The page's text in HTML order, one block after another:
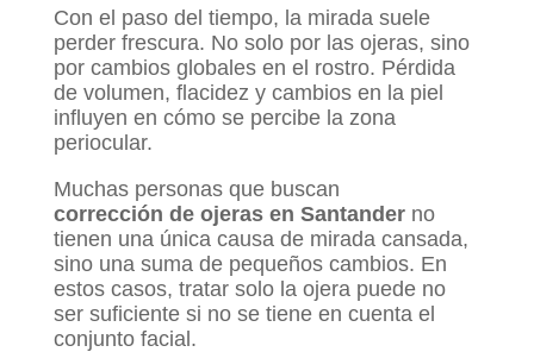
Con el paso del tiempo, la mirada suele
perder frescura. No solo por las ojeras, sino
por cambios globales en el rostro. Pérdida
de volumen, flacidez y cambios en la piel
influyen en cómo se percibe la zona
periocular.
Muchas personas que buscan
corrección de ojeras en Santanderno
tienen una única causa de mirada cansada,
sino una suma de pequeños cambios. En
estos casos, tratar solo la ojera puede no
ser suficiente si no se tiene en cuenta el
conjunto facial.